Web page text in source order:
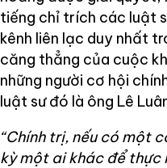
tiếng chỉ trích các luật
kênh liên lạc duy nhất
căng thẳng của cuộc
những người cơ hội
luật sư đó là ông Lê
“Chính trị, nếu có một
kỳ một ai khác để thực